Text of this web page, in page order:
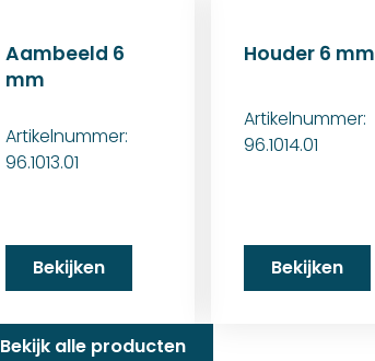
Aambeeld 6
mm
Artikelnummer:
96.1013.01
Bekijken
Houder 6 mm
Artikelnummer:
96.1014.01
Bekijken
Bekijk alle producten